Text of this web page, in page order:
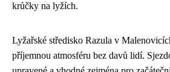
krůčky na lyžích.
Lyžařské středisko Razula v
příjemnou atmosféru bez davů lidí.